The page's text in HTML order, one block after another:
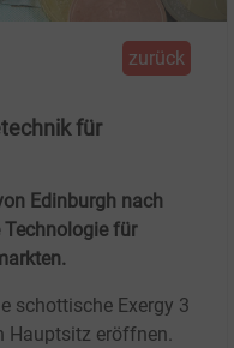
zurück
für
Edinburgh nach
Technologie für
schottische Exergy 3
Hauptsitz eröffnen.